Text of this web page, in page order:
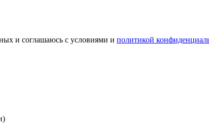
и соглашаюсь с условиями и политикой